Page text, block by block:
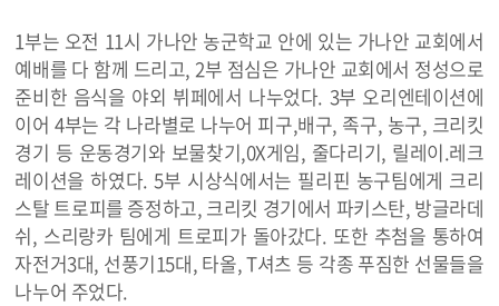
1부는 오전 11시 가나안 농군학교 안에 있는 가나안 교회에서
예배를 다 함께 드리고, 2부 점심은 가나안 교회에서 정성으로
준비한 음식을 야외 뷔페에서 나누었다. 3부 오리엔테이션에
이어 4부는 각 나라별로 나누어 피구,배구, 족구, 농구, 크리킷
경기 등 운동경기와 보물찾기,0X게임, 줄다리기, 릴레이.레크
레이션을 하였다. 5부 시상식에서는 필리핀 농구팀에게 크리
스탈 트로피를 증정하고, 크리킷 경기에서 파키스탄, 방글라데
쉬, 스리랑카 팀에게 트로피가 돌아갔다. 또한 추첨을 통하여
자전거3대, 선풍기15대, 타올, T셔츠 등 각종 푸짐한 선물들을
나누어 주었다.